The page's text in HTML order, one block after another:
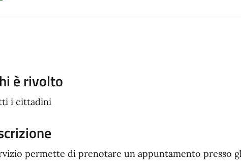
è rivolto
i cittadini
permette di prenotare un appuntamento presso